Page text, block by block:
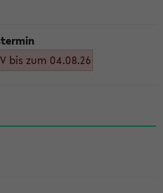
bis zum 04.08.26